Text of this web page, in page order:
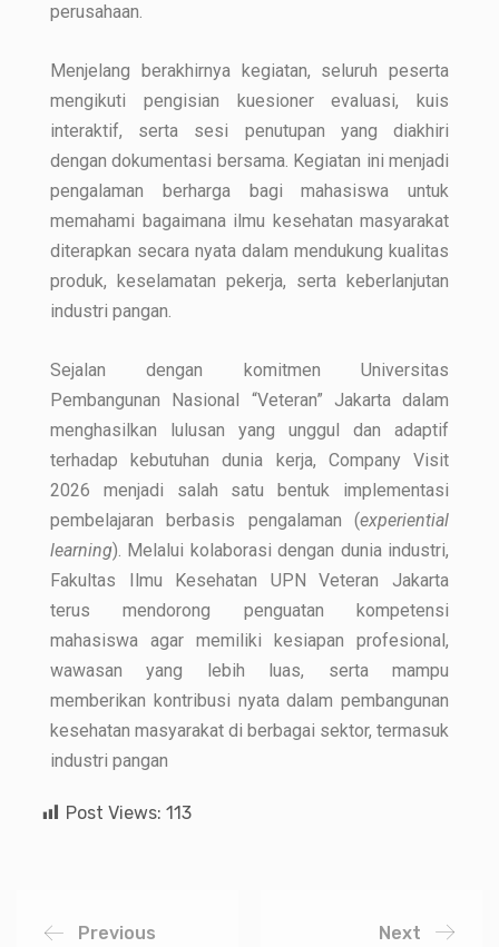
perusahaan.
Menjelang berakhirnya kegiatan, seluruh peserta
mengikuti pengisian kuesioner evaluasi, kuis
interaktif, serta sesi penutupan yang diakhiri
dengan dokumentasi bersama. Kegiatan ini menjadi
pengalaman berharga bagi mahasiswa untuk
memahami bagaimana ilmu kesehatan masyarakat
diterapkan secara nyata dalam mendukung kualitas
produk, keselamatan pekerja, serta keberlanjutan
industri pangan.
Sejalan dengan komitmen Universitas
Pembangunan Nasional “Veteran” Jakarta dalam
menghasilkan lulusan yang unggul dan adaptif
terhadap kebutuhan dunia kerja, Company Visit
2026 menjadi salah satu bentuk implementasi
pembelajaran berbasis pengalaman (experiential
learning). Melalui kolaborasi dengan dunia industri,
Fakultas Ilmu Kesehatan UPN Veteran Jakarta
terus mendorong penguatan kompetensi
mahasiswa agar memiliki kesiapan profesional,
wawasan yang lebih luas, serta mampu
memberikan kontribusi nyata dalam pembangunan
kesehatan masyarakat di berbagai sektor, termasuk
industri pangan
Post Views: 113
Previous Next